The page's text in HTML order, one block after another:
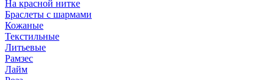
На красной нитке
Браслеты с шармами
Кожаные
Текстильные
Литьевые
Рамзес
Лайм